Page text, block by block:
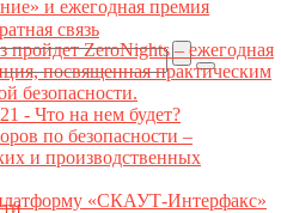
связь
и ежегодная премия
пройдет ZeroNights – ежегодная
посвященная практическим
безопасности.
- Что на нем будет?
по безопасности –
и производственных
«СКАУТ-Интерфакс»